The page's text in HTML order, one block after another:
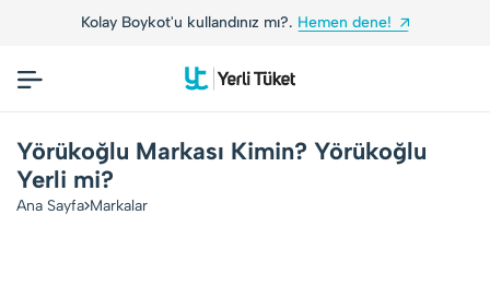
Kolay Boykot'u kullandınız mı?. Hemen dene!
Yörükoğlu Markası Kimin? Yörükoğlu
Yerli mi?
Ana Sayfa Markalar